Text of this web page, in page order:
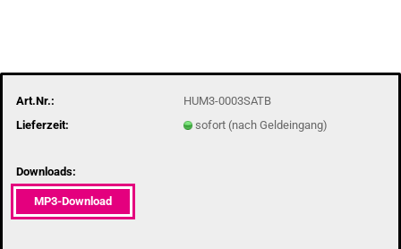
Art.Nr.:
HUM3-0003SATB
Lieferzeit:
sofort (nach Geldeingang)
Downloads:
MP3-Download